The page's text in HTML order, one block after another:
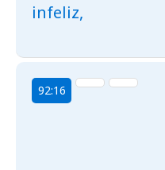
infeliz,
92:16